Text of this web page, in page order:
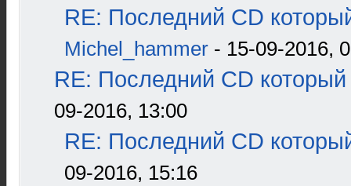
RE: Последний CD
Michel_hammer - 15-09-2016,
RE: Последний CD который
09-2016, 13:00
RE: Последний CD
09-2016, 15:16